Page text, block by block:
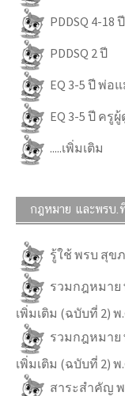
PDDSQ 4-18 ปี
PDDSQ 2 ปี
EQ 3-5 ปี พ่อ
EQ 3-5 ปี ครู
.....เพิ่มเติม
กฎหมาย และพรบ.
รู้ใช้ พรบ สุข
รวมกฎหมาย
เพิ่มเติม (ฉบับที่ 2) พ.
รวมกฎหมาย
เพิ่มเติม (ฉบับที่ 2) พ.
สาระสำคัญ